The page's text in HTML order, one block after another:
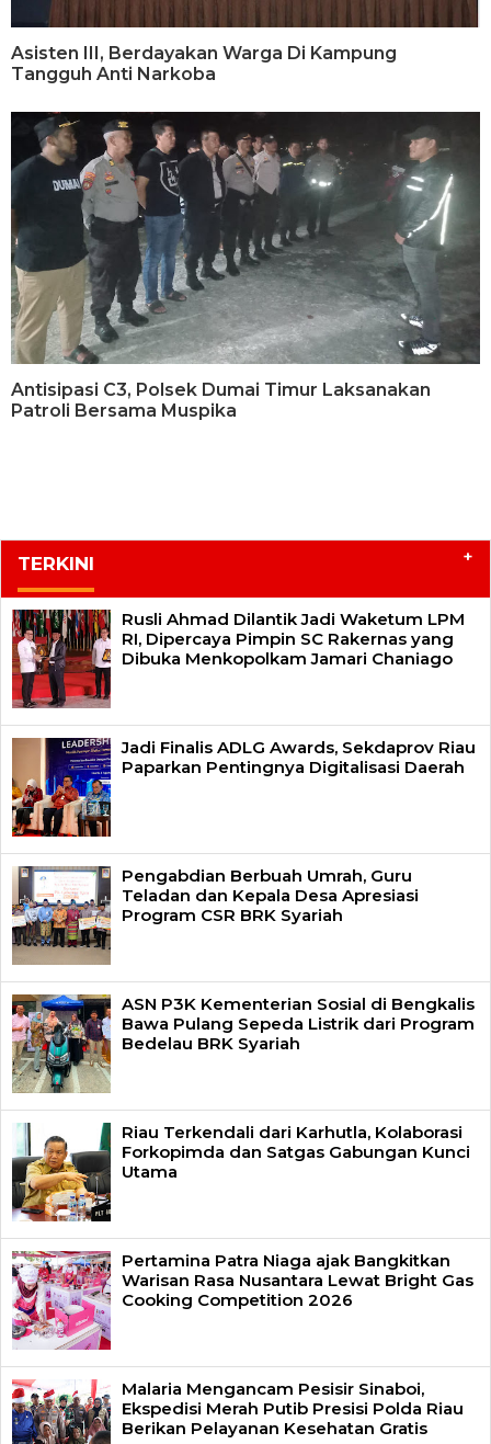
Asisten III, Berdayakan Warga Di Kampung
Tangguh Anti Narkoba
Antisipasi C3, Polsek Dumai Timur Laksanakan
Patroli Bersama Muspika
TERKINI +
Rusli Ahmad Dilantik Jadi Waketum LPM
RI, Dipercaya Pimpin SC Rakernas yang
Dibuka Menkopolkam Jamari Chaniago
Jadi Finalis ADLG Awards, Sekdaprov Riau
Paparkan Pentingnya Digitalisasi Daerah
Pengabdian Berbuah Umrah, Guru
Teladan dan Kepala Desa Apresiasi
Program CSR BRK Syariah
ASN P3K Kementerian Sosial di Bengkalis
Bawa Pulang Sepeda Listrik dari Program
Bedelau BRK Syariah
Riau Terkendali dari Karhutla, Kolaborasi
Forkopimda dan Satgas Gabungan Kunci
Utama
Pertamina Patra Niaga ajak Bangkitkan
Warisan Rasa Nusantara Lewat Bright Gas
Cooking Competition 2026
Malaria Mengancam Pesisir Sinaboi,
Ekspedisi Merah Putib Presisi Polda Riau
Berikan Pelayanan Kesehatan Gratis